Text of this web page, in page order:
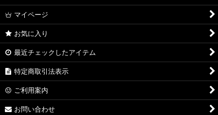
マイページ
お気に入り
最近チェックしたアイテム
特定商取引法表示
ご利用案内
お問い合わせ